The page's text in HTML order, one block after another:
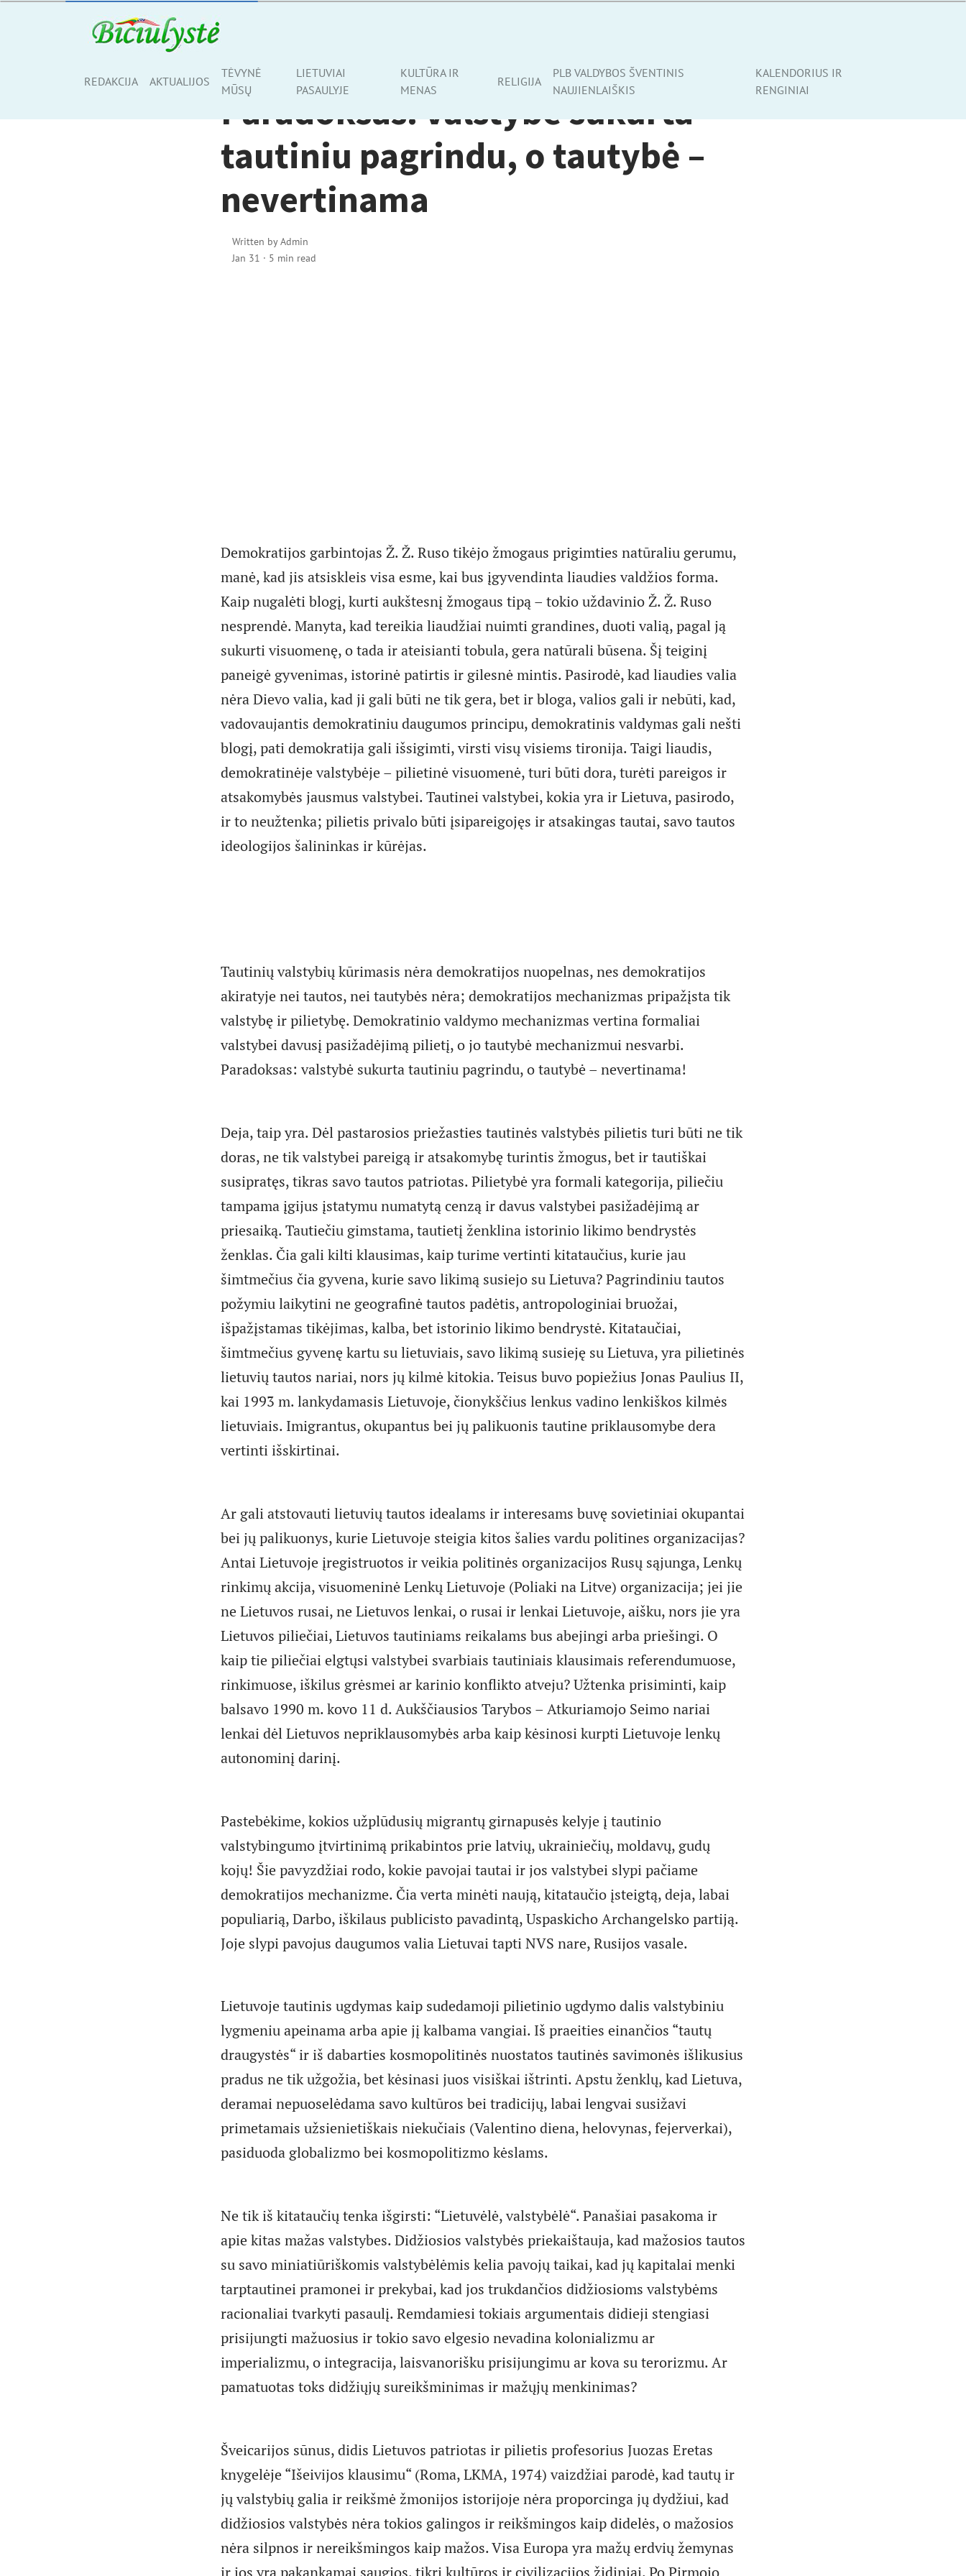
REDAKCIJA AKTUALIJOS
TĖVYNĖ
MŪSŲ
LIETUVIAI
PASAULYJE
KULTŪRA IR
MENAS
RELIGIJA
PLB VALDYBOS ŠVENTINIS
NAUJIENLAIŠKIS
KALENDORIUS IR
RENGINIAI
TĖVYNĖ MŪSŲ
Paradoksas: valstybė sukurta
tautiniu pagrindu, o tautybė –
nevertinama
Written byAdmin
Jan 31 · 5 min read
Demokratijos garbintojas Ž. Ž. Ruso tikėjo žmogaus prigimties natūraliu gerumu,
manė, kad jis atsiskleis visa esme, kai bus įgyvendinta liaudies valdžios forma.
Kaip nugalėti blogį, kurti aukštesnį žmogaus tipą – tokio uždavinio Ž. Ž. Ruso
nesprendė. Manyta, kad tereikia liaudžiai nuimti grandines, duoti valią, pagal ją
sukurti visuomenę, o tada ir ateisianti tobula, gera natūrali būsena. Šį teiginį
paneigė gyvenimas, istorinė patirtis ir gilesnė mintis. Pasirodė, kad liaudies valia
nėra Dievo valia, kad ji gali būti ne tik gera, bet ir bloga, valios gali ir nebūti, kad,
vadovaujantis demokratiniu daugumos principu, demokratinis valdymas gali nešti
blogį, pati demokratija gali išsigimti, virsti visų visiems tironija. Taigi liaudis,
demokratinėje valstybėje – pilietinė visuomenė, turi būti dora, turėti pareigos ir
atsakomybės jausmus valstybei. Tautinei valstybei, kokia yra ir Lietuva, pasirodo,
ir to neužtenka; pilietis privalo būti įsipareigojęs ir atsakingas tautai, savo tautos
ideologijos šalininkas ir kūrėjas.
Tautinių valstybių kūrimasis nėra demokratijos nuopelnas, nes demokratijos
akiratyje nei tautos, nei tautybės nėra; demokratijos mechanizmas pripažįsta tik
valstybę ir pilietybę. Demokratinio valdymo mechanizmas vertina formaliai
valstybei davusį pasižadėjimą pilietį, o jo tautybė mechanizmui nesvarbi.
Paradoksas: valstybė sukurta tautiniu pagrindu, o tautybė – nevertinama!
Deja, taip yra. Dėl pastarosios priežasties tautinės valstybės pilietis turi būti ne tik
doras, ne tik valstybei pareigą ir atsakomybę turintis žmogus, bet ir tautiškai
susipratęs, tikras savo tautos patriotas. Pilietybė yra formali kategorija, piliečiu
tampama įgijus įstatymu numatytą cenzą ir davus valstybei pasižadėjimą ar
priesaiką. Tautiečiu gimstama, tautietį ženklina istorinio likimo bendrystės
ženklas. Čia gali kilti klausimas, kaip turime vertinti kitataučius, kurie jau
šimtmečius čia gyvena, kurie savo likimą susiejo su Lietuva? Pagrindiniu tautos
požymiu laikytini ne geografinė tautos padėtis, antropologiniai bruožai,
išpažįstamas tikėjimas, kalba, bet istorinio likimo bendrystė. Kitataučiai,
šimtmečius gyvenę kartu su lietuviais, savo likimą susieję su Lietuva, yra pilietinės
lietuvių tautos nariai, nors jų kilmė kitokia. Teisus buvo popiežius Jonas Paulius II,
kai 1993 m. lankydamasis Lietuvoje, čionykščius lenkus vadino lenkiškos kilmės
lietuviais. Imigrantus, okupantus bei jų palikuonis tautine priklausomybe dera
vertinti išskirtinai.
Ar gali atstovauti lietuvių tautos idealams ir interesams buvę sovietiniai okupantai
bei jų palikuonys, kurie Lietuvoje steigia kitos šalies vardu politines organizacijas?
Antai Lietuvoje įregistruotos ir veikia politinės organizacijos Rusų sąjunga, Lenkų
rinkimų akcija, visuomeninė Lenkų Lietuvoje (Poliaki na Litve) organizacija; jei jie
ne Lietuvos rusai, ne Lietuvos lenkai, o rusai ir lenkai Lietuvoje, aišku, nors jie yra
Lietuvos piliečiai, Lietuvos tautiniams reikalams bus abejingi arba priešingi. O
kaip tie piliečiai elgtųsi valstybei svarbiais tautiniais klausimais referendumuose,
rinkimuose, iškilus grėsmei ar karinio konflikto atveju? Užtenka prisiminti, kaip
balsavo 1990 m. kovo 11 d. Aukščiausios Tarybos – Atkuriamojo Seimo nariai
lenkai dėl Lietuvos nepriklausomybės arba kaip kėsinosi kurpti Lietuvoje lenkų
autonominį darinį.
Pastebėkime, kokios užplūdusių migrantų girnapusės kelyje į tautinio
valstybingumo įtvirtinimą prikabintos prie latvių, ukrainiečių, moldavų, gudų
kojų! Šie pavyzdžiai rodo, kokie pavojai tautai ir jos valstybei slypi pačiame
demokratijos mechanizme. Čia verta minėti naują, kitataučio įsteigtą, deja, labai
populiarią, Darbo, iškilaus publicisto pavadintą, Uspaskicho Archangelsko partiją.
Joje slypi pavojus daugumos valia Lietuvai tapti NVS nare, Rusijos vasale.
Lietuvoje tautinis ugdymas kaip sudedamoji pilietinio ugdymo dalis valstybiniu
lygmeniu apeinama arba apie jį kalbama vangiai. Iš praeities einančios “tautų
draugystės“ ir iš dabarties kosmopolitinės nuostatos tautinės savimonės išlikusius
pradus ne tik užgožia, bet kėsinasi juos visiškai ištrinti. Apstu ženklų, kad Lietuva,
deramai nepuoselėdama savo kultūros bei tradicijų, labai lengvai susižavi
primetamais užsienietiškais niekučiais (Valentino diena, helovynas, fejerverkai),
pasiduoda globalizmo bei kosmopolitizmo kėslams.
Ne tik iš kitataučių tenka išgirsti: “Lietuvėlė, valstybėlė“. Panašiai pasakoma ir
apie kitas mažas valstybes. Didžiosios valstybės priekaištauja, kad mažosios tautos
su savo miniatiūriškomis valstybėlėmis kelia pavojų taikai, kad jų kapitalai menki
tarptautinei pramonei ir prekybai, kad jos trukdančios didžiosioms valstybėms
racionaliai tvarkyti pasaulį. Remdamiesi tokiais argumentais didieji stengiasi
prisijungti mažuosius ir tokio savo elgesio nevadina kolonializmu ar
imperializmu, o integracija, laisvanorišku prisijungimu ar kova su terorizmu. Ar
pamatuotas toks didžiųjų sureikšminimas ir mažųjų menkinimas?
Šveicarijos sūnus, didis Lietuvos patriotas ir pilietis profesorius Juozas Eretas
knygelėje “Išeivijos klausimu“ (Roma, LKMA, 1974) vaizdžiai parodė, kad tautų ir
jų valstybių galia ir reikšmė žmonijos istorijoje nėra proporcinga jų dydžiui, kad
didžiosios valstybės nėra tokios galingos ir reikšmingos kaip didelės, o mažosios
nėra silpnos ir nereikšmingos kaip mažos. Visa Europa yra mažų erdvių žemynas
ir jos yra pakankamai saugios, tikri kultūros ir civilizacijos židiniai. Po Pirmojo
Share